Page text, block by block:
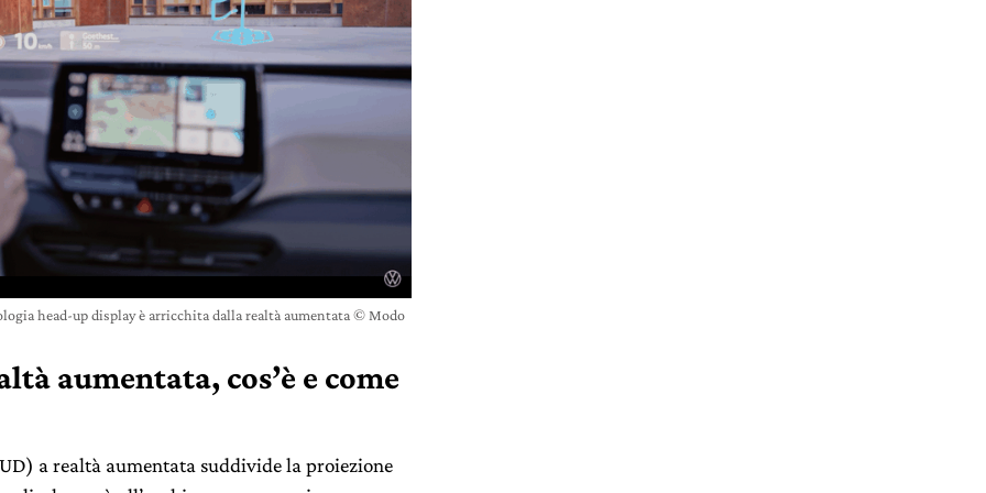
head-up display è arricchita dalla realtà aumentata © Modo
aumentata, cos’è e come
a realtà aumentata suddivide la proiezione